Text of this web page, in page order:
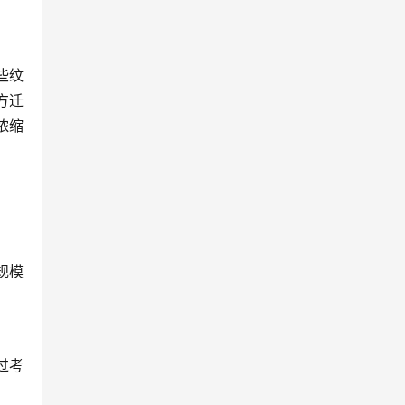
纹
迁
缩
模
考